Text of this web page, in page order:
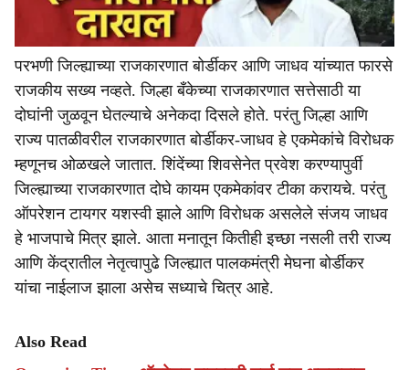
परभणी जिल्ह्याच्या राजकारणात बोर्डीकर आणि जाधव यांच्यात फारसे
राजकीय सख्य नव्हते. जिल्हा बँकेच्या राजकारणात सत्तेसाठी या
दोघांनी जुळवून घेतल्याचे अनेकदा दिसले होते. परंतु जिल्हा आणि
राज्य पातळीवरील राजकारणात बोर्डीकर-जाधव हे एकमेकांचे विरोधक
म्हणूनच ओळखले जातात. शिंदेंच्या शिवसेनेत प्रवेश करण्यापुर्वी
जिल्ह्याच्या राजकारणात दोघे कायम एकमेकांवर टीका करायचे. परंतु
ऑपरेशन टायगर यशस्वी झाले आणि विरोधक असलेले संजय जाधव
हे भाजपाचे मित्र झाले. आता मनातून कितीही इच्छा नसली तरी राज्य
आणि केंद्रातील नेतृत्वापुढे जिल्ह्यात पालकमंत्री मेघना बोर्डीकर
यांचा नाईलाज झाला असेच सध्याचे चित्र आहे.
Also Read